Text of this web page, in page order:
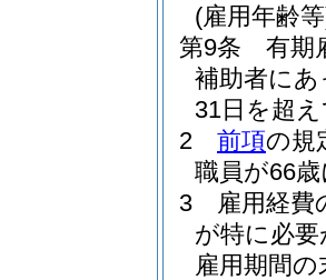
(雇用年齢
第9条
有期
補助者に
31日を超
2
前項の規
職員が66
3
雇用経費
が特に必
雇用期間